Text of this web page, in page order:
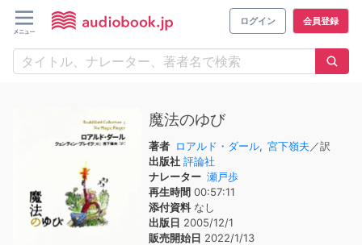
ログイン 会員登録
魔法のゆび
著者 ロアルド・ダール, 宮下嶺夫 ／訳
出版社 評論社
ナレーター 瀬戸歩
再生時間 00:57:11
添付資料なし
出版日 2005/12/1
販売開始日 2022/1/13